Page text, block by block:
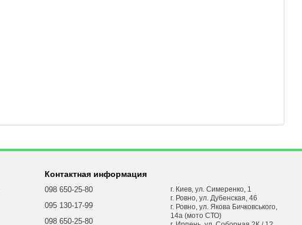
Контактная информация
098 650-25-80
095 130-17-99
098 650-25-80
г. Киев, ул. Симеренко, 1
г. Ровно, ул. Дубенская, 46
г. Ровно, ул. Якова Бичковського,
14а (мото СТО)